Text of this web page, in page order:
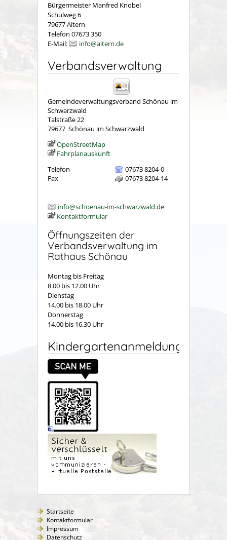
Bürgermeister Manfred Knobel
Schulweg 6
79677 Aitern
Telefon 07673 350
E-Mail:
info@aitern.de
Verbandsverwaltung
Gemeindeverwaltungsverband Schönau im
Schwarzwald
Talstraße 22
79677 Schönau im Schwarzwald
OpenStreetMap
Fahrplanauskunft
Telefon
07673 8204-0
Fax
07673 8204-14
info@schoenau-im-schwarzwald.de
Kontaktformular
Öffnungszeiten der
Verbandsverwaltung im
Rathaus Schönau
Montag bis Freitag
8.00 bis 12.00 Uhr
Dienstag
14.00 bis 18.00 Uhr
Donnerstag
14.00 bis 16.30 Uhr
Kindergartenanmeldung
Startseite
Kontaktformular
Impressum
Datenschutz